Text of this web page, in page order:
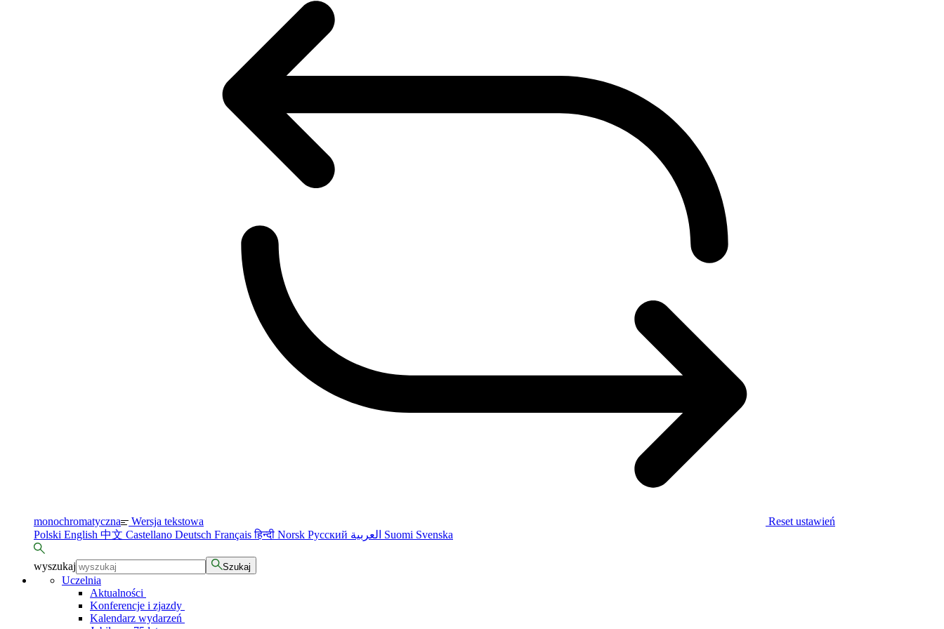
monochromatyczna Wersja tekstowa
Reset ustawień
Polski English 中文 Castellano Deutsch Françaisहिन्दी Norsk Русский Suomi Svenska
wyszukaj Szukaj
Uczelnia
Aktualności
Konferencje i zjazdy
Kalendarz wydarzeń